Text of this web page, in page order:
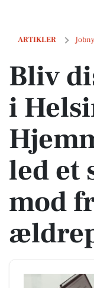
ARTIKLER
Bliv
Bliv
i
led et
mod